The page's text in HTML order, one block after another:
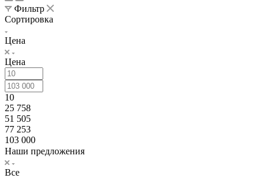
Фильтр
Сортировка
Цена
Цена
10
25 758
51 505
77 253
103 000
Наши предложения
Все